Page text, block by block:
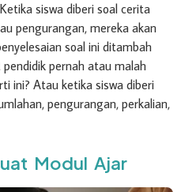
siswa diberi soal cerita
pengurangan, mereka akan
soal ini ditambah
pernah atau malah
ini? Atau ketika siswa diberi
pengurangan, perkalian,
Modul Ajar